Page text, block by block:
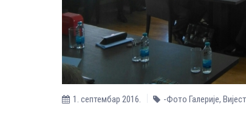
1. септембар 2016. -Фото Галерије,